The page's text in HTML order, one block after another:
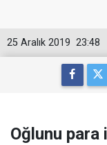
23:48
25 Aralık 2019
Oğlunu